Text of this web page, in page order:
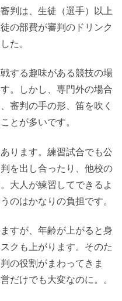
判は、生徒（選手）以上
の部費が審判のドリンク
た。
する趣味がある競技の場
。しかし、専門外の場合
審判の手の形、笛を吹く
とが多いです。
ります。練習試合でも公
を出し合ったり、他校の
大人が練習してできるよ
のはかなりの負担です。
すが、年齢が上がると身
クも上がります。そのた
の役割がまわってきま
だけでも大変なのに。。